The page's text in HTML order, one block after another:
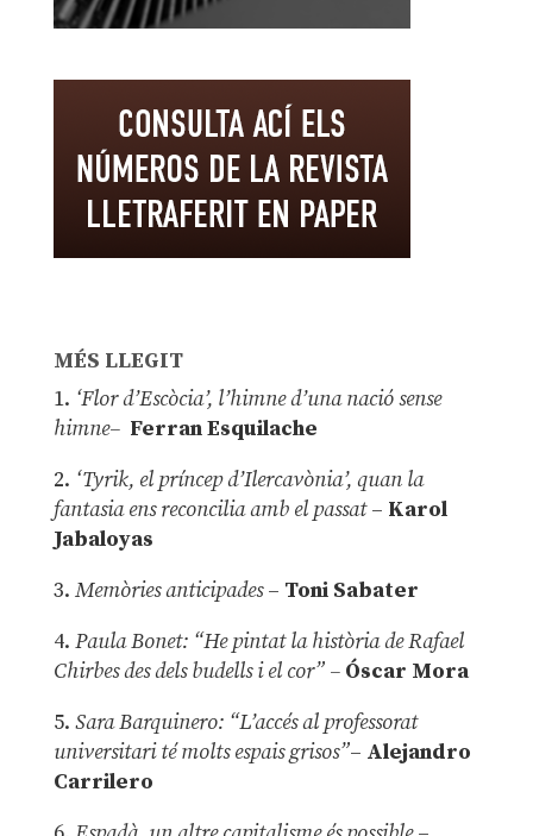
MÉS LLEGIT
1. ‘Flor d’Escòcia’, l’himne d’una nació sense
himne– Ferran Esquilache
2. ‘Tyrik, el príncep d’Ilercavònia’, quan la
fantasia ens reconcilia amb el passat– Karol
Jabaloyas
3. Memòries anticipades– Toni Sabater
4. Paula Bonet: “He pintat la història de Rafael
Chirbes des dels budells i el cor” –Óscar Mora
5. Sara Barquinero: “L’accés al professorat
universitari té molts espais grisos”– Alejandro
Carrilero